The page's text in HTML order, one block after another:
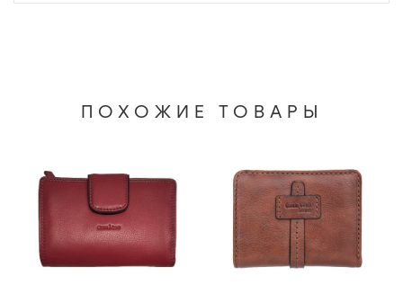
ПОХОЖИЕ ТОВАРЫ